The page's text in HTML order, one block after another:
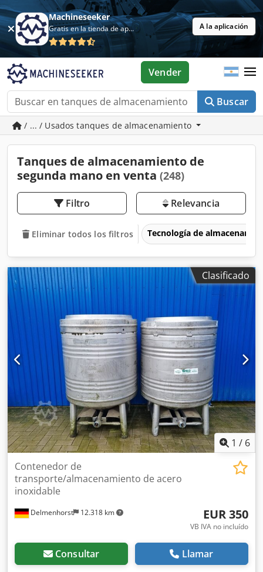
Machineseeker
Gratis en la tienda de aplicaciones A la aplicación
Buscar
Vender
/ ... / Usados tanques de almacenamiento
Tanques de almacenamiento de
segunda mano en venta (248)
Filtro Relevancia
Eliminar todos los filtros Tecnología de
Clasificado
1 / 6
Delmenhorst 12.318 km
Contenedor de
transporte/almacenamiento de acero
inoxidable
EUR 350
VB IVA no incluído
Consultar Llamar